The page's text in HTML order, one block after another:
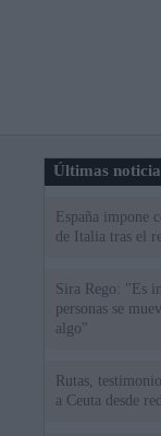
Últimas
España impone
de Italia tras el
Sira Rego: "Es
personas se
algo"
Rutas,
a Ceuta desde